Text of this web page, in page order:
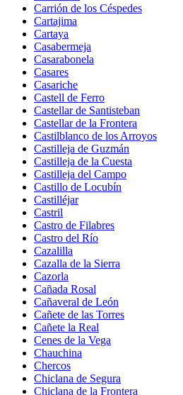
Carrión de los Céspedes
Cartajima
Cartaya
Casabermeja
Casarabonela
Casares
Casariche
Castell de Ferro
Castellar de Santisteban
Castellar de la Frontera
Castilblanco de los Arroyos
Castilleja de Guzmán
Castilleja de la Cuesta
Castilleja del Campo
Castillo de Locubín
Castilléjar
Castril
Castro de Filabres
Castro del Río
Cazalilla
Cazalla de la Sierra
Cazorla
Cañada Rosal
Cañaveral de León
Cañete de las Torres
Cañete la Real
Cenes de la Vega
Chauchina
Chercos
Chiclana de Segura
Chiclana de la Frontera